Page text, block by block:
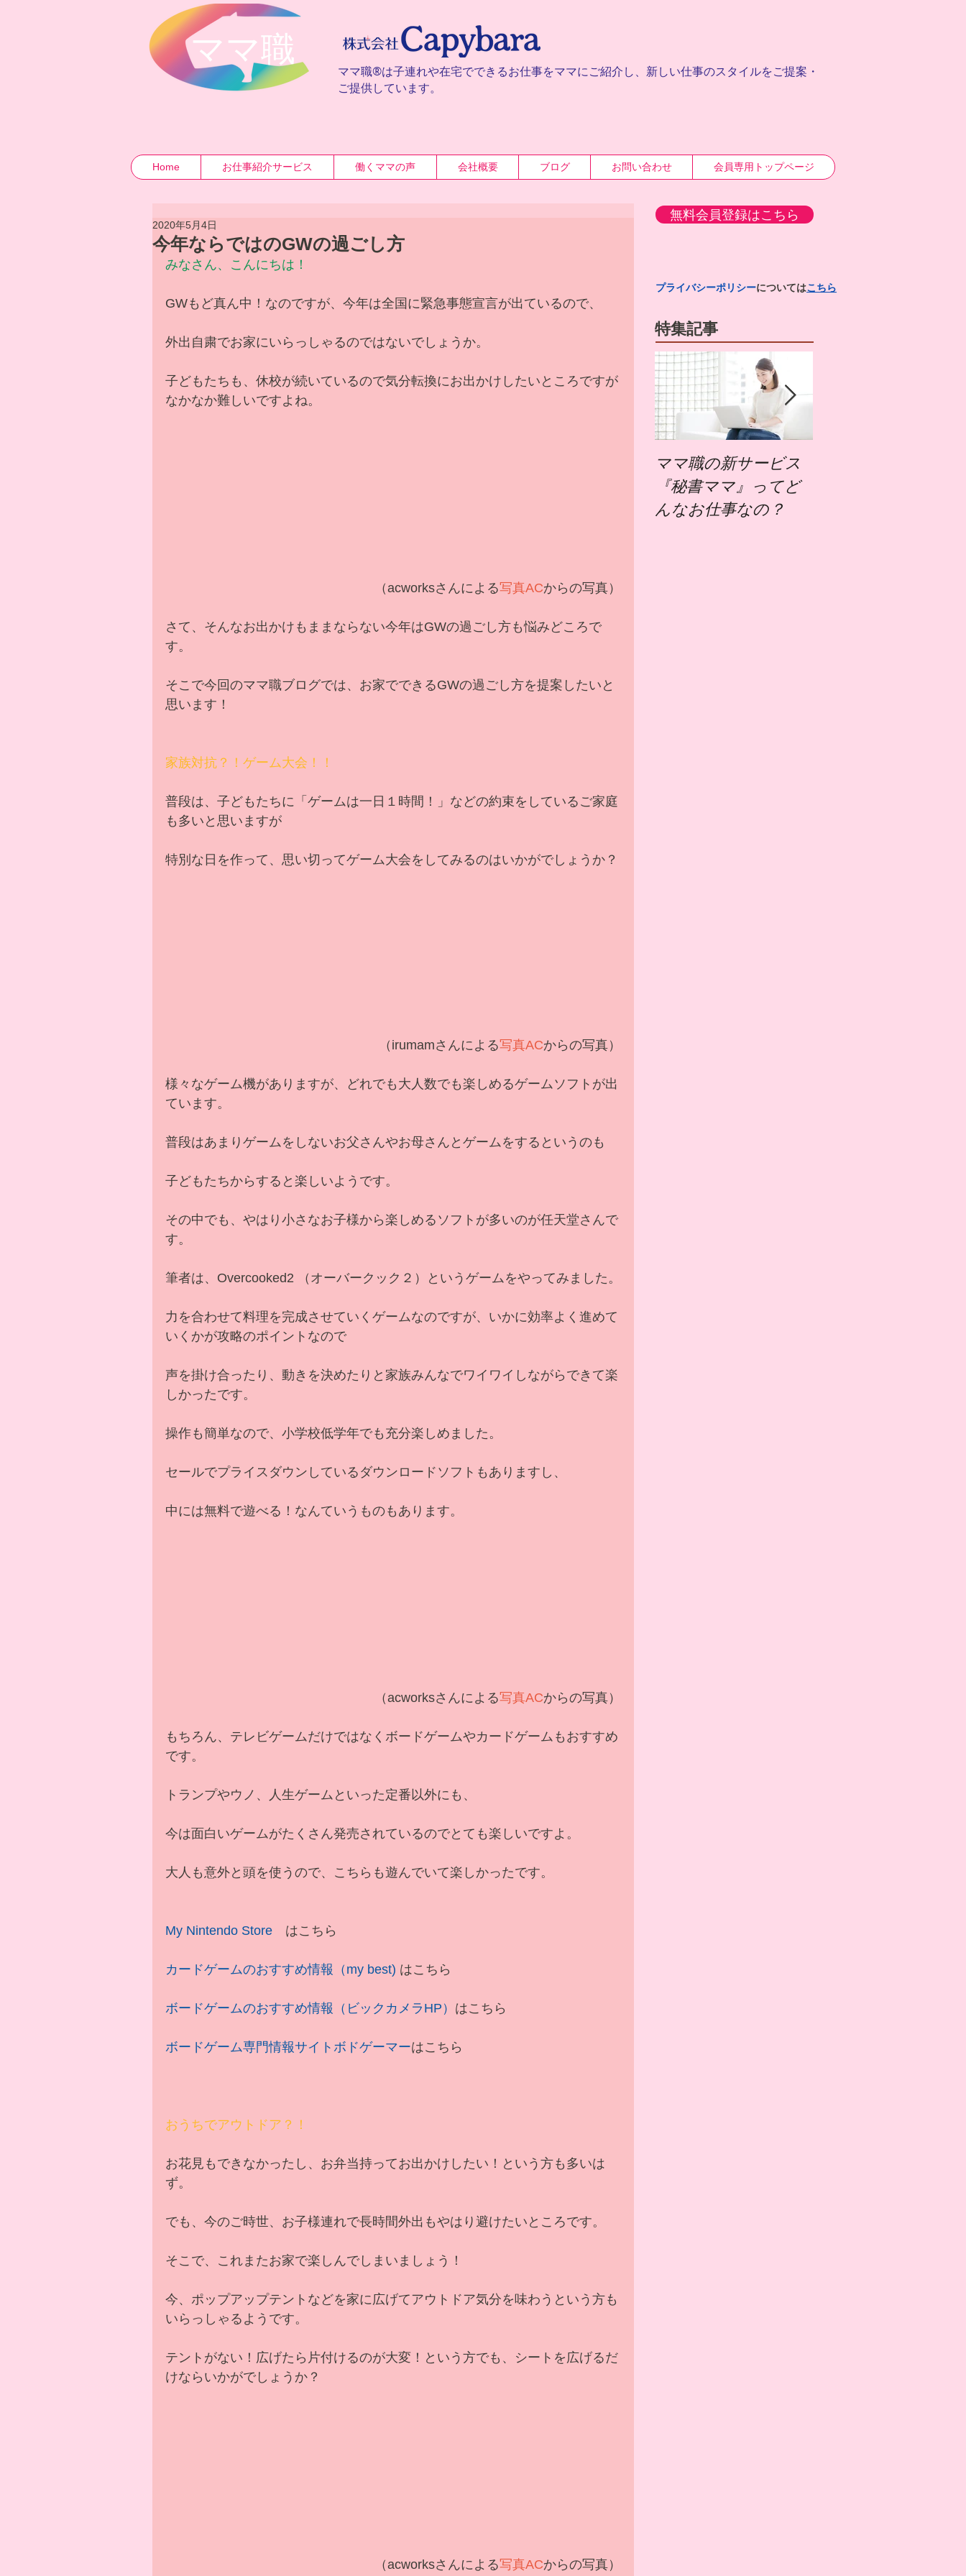
​ママ職
ママ職®は子連れや在宅でできるお仕事をママにご紹介し、 新しい仕事のスタイルをご提案・
ご提供しています。
Home お仕事紹介サービス 働くママの声 会社概要 ブログ お問い合わせ 会員専用トップページ
今年ならではのGWの過ごし方
2020年5月4日
みなさん、こんにちは！
GWもど真ん中！なのですが、今年は全国に緊急事態宣言が出ているので、
外出自粛でお家にいらっしゃるのではないでしょうか。
子どもたちも、休校が続いているので気分転換にお出かけしたいところですが
なかなか難しいですよね。
  （acworksさんによる
写真ACからの写真）
さて、そんなお出かけもままならない今年はGWの過ごし方も悩みどころで
す。
そこで今回のママ職ブログでは、お家でできるGWの過ごし方を提案したいと
思います！
家族対抗？！ゲーム大会！！
普段は、子どもたちに「ゲームは一日１時間！」などの約束をしているご家庭
も多いと思いますが
特別な日を作って、思い切ってゲーム大会をしてみるのはいかがでしょうか？
  （irumamさんによる
写真ACからの写真）
様々なゲーム機がありますが、どれでも大人数でも楽しめるゲームソフトが出
ています。
普段はあまりゲームをしないお父さんやお母さんとゲームをするというのも
子どもたちからすると楽しいようです。
その中でも、やはり小さなお子様から楽しめるソフトが多いのが任天堂さんで
す。
筆者は、Overcooked2 （オーバークック２）というゲームをやってみました。
力を合わせて料理を完成させていくゲームなのですが、いかに効率よく進めて
いくかが攻略のポイントなので
声を掛け合ったり、動きを決めたりと家族みんなでワイワイしながらできて楽
しかったです。
操作も簡単なので、小学校低学年でも充分楽しめました。
セールでプライスダウンしているダウンロードソフトもありますし、
中には無料で遊べる！なんていうものもあります。
（acworksさんによる写真ACからの写真）
もちろん、テレビゲームだけではなくボードゲームやカードゲームもおすすめ
です。
トランプやウノ、人生ゲームといった定番以外にも、
今は面白いゲームがたくさん発売されているのでとても楽しいですよ。
大人も意外と頭を使うので、こちらも遊んでいて楽しかったです。
My Nintendo Store はこちら
カードゲームのおすすめ情報（my best) はこちら
ボードゲームのおすすめ情報（ビックカメラHP） はこちら
ボードゲーム専門情報サイトボドゲーマーはこちら
おうちでアウトドア？！
お花見もできなかったし、お弁当持ってお出かけしたい！という方も多いは
ず。
でも、今のご時世、お子様連れで長時間外出もやはり避けたいところです。
そこで、これまたお家で楽しんでしまいましょう！
今、ポップアップテントなどを家に広げてアウトドア気分を味わうという方も
いらっしゃるようです。
テントがない！広げたら片付けるのが大変！という方でも、シートを広げるだ
けならいかがでしょうか？
（acworksさんによる写真ACからの写真）
無料会員登録はこちら
プライバシーポリシーについてはこちら
特集記事
ママ職の新サービス
『秘書ママ』ってど
んなお仕事なの？